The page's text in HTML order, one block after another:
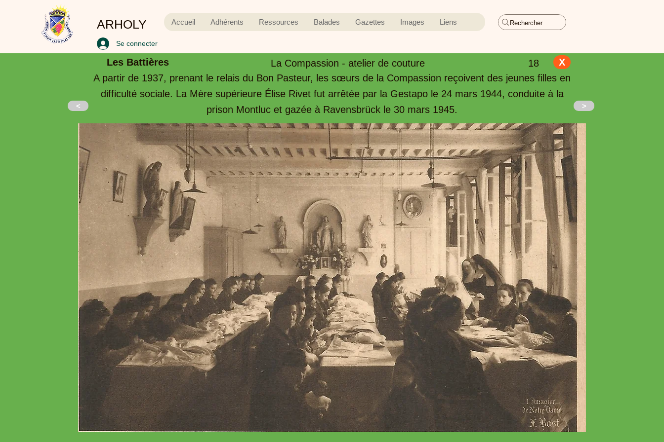
ARHOLY Accueil Adhérents Ressources Balades Gazettes Images Liens
Se connecter
<
18
La Compassion - atelier de couture
X
A partir de 1937, prenant le relais du Bon Pasteur, les sœurs de la Compassion reçoivent des jeunes filles en
difficulté sociale. La Mère supérieure Élise Rivet fut arrêtée par la Gestapo le 24 mars 1944, conduite à la
prison Montluc et gazée à Ravensbrück le 30 mars 1945.
Les Battières
>